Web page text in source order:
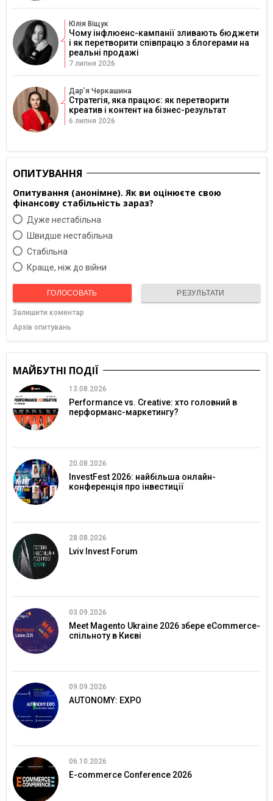
Юлія Віщук
Чому інфлюенс-кампанії зливають бюджети
і як перетворити співпрацю з блогерами на
реальні продажі
7 липня 2026
Дарʼя Черкашина
Стратегія, яка працює: як перетворити
креатив і контент на бізнес-результат
6 липня 2026
ОПИТУВАННЯ
Опитування (анонімне). Як ви оцінюєте свою
фінансову стабільність зараз?
Дуже нестабільна
Швидше нестабільна
Cтабільна
Краще, ніж до війни
ГОЛОСОВАТЬ РЕЗУЛЬТАТИ
Залишити коментар
Архів опитувань
МАЙБУТНІ ПОДІЇ
13.08.2026
Performance vs. Creative: хто головний в
перформанс-маркетингу?
20.08.2026
InvestFest 2026: найбільша онлайн-
конференція про інвестиції
28.08.2026
Lviv Invest Forum
03.09.2026
Meet Magento Ukraine 2026 збере eCommerce-
спільноту в Києві
09.09.2026
AUTONOMY: EXPO
06.10.2026
E-commerce Conference 2026